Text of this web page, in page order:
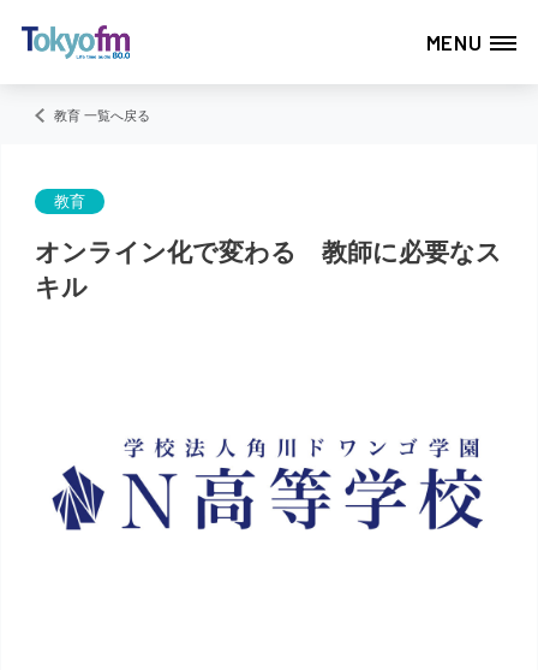
MENU
教育 一覧へ戻る
教育
オンライン化で変わる 教師に必要なス
キル